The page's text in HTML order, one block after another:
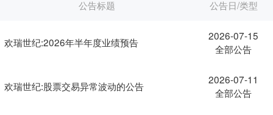
公告标题 公告日/类型
欢瑞世纪:2026年半年度业绩预告
2026-07-15
全部公告
欢瑞世纪:股票交易异常波动的公告
2026-07-11
全部公告